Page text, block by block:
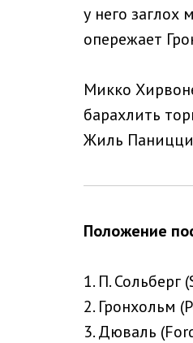
у него заглох
опережает
Микко
барахлить
Жиль
Положение
1. П. Сольберг
2. Гронхольм
3. Дюваль